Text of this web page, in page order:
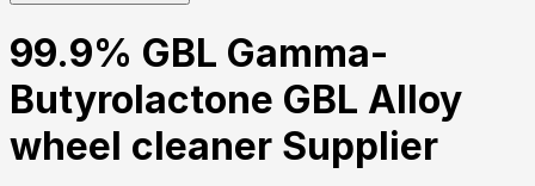
99.9% GBL Gamma-
Butyrolactone GBL Alloy
wheel cleaner Supplier